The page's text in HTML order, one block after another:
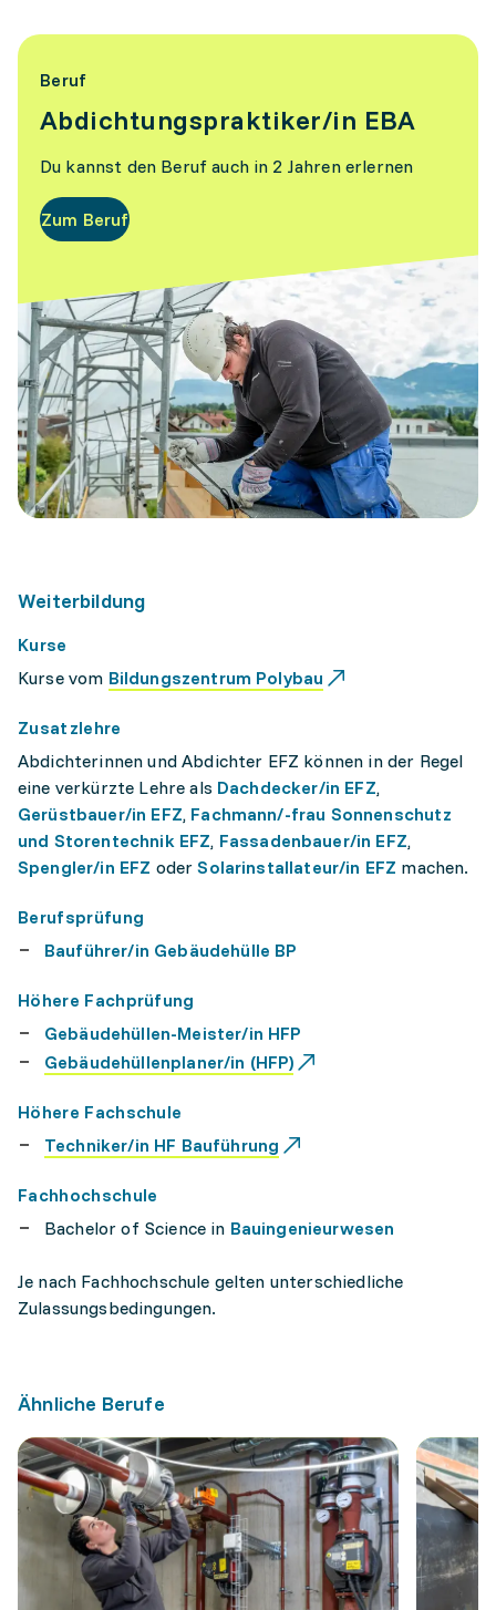
Beruf
Abdichtungspraktiker/in EBA
Du kannst den Beruf auch in 2 Jahren erlernen
Zum Beruf
Weiterbildung
Kurse
Kurse vom Bildungszentrum Polybau
Zusatzlehre
Abdichterinnen und Abdichter EFZ können in der Regel
eine verkürzte Lehre als Dachdecker/in EFZ,
Gerüstbauer/in EFZ, Fachmann/-frau Sonnenschutz
und Storentechnik EFZ, Fassadenbauer/in EFZ,
Spengler/in EFZ oderSolarinstallateur/in EFZ machen.
Berufsprüfung
Bauführer/in Gebäudehülle BP
Höhere Fachprüfung
Gebäudehüllen-Meister/in HFP
Gebäudehüllenplaner/in (HFP)
Höhere Fachschule
Techniker/in HF Bauführung
Fachhochschule
Bachelor of Science in Bauingenieurwesen
Je nach Fachhochschule gelten unterschiedliche
Zulassungsbedingungen.
Ähnliche Berufe